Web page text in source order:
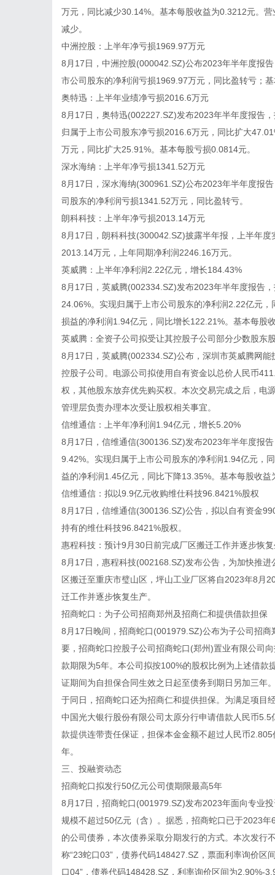
万元，同比减少30.14%。基本每股收益为0.3212元。
减少。
中洲控股：上半年净亏损1969.97万元
8月17日，中洲控股(000042.SZ)公布2023年半年度报
市公司股东的净利润亏损1969.97万元，同比盈转亏；
奥特迅：上半年业绩净亏损2016.6万元
8月17日，奥特迅(002227.SZ)发布2023年半年度报告
归属于上市公司股东净亏损2016.6万元，同比扩大
万元，同比扩大25.91%。基本每股亏损0.0814元。
深水海纳：上半年净亏损1341.52万元
8月17日，深水海纳(300961.SZ)公布2023年半年度报
司股东的净利润亏损1341.52万元，同比盈转亏。
朗科科技：上半年净亏损2013.14万元
8月17日，朗科科技(300042.SZ)披露半年报，上半年
2013.14万元，上年同期净利润2246.16万元。
英威腾：上半年净利润2.22亿元，增长184.43%
8月17日，英威腾(002334.SZ)发布2023年半年度报告
24.06%。实现归属于上市公司股东的净利润2.22亿元
损益的净利润1.94亿元，同比增长122.21%。基本每股
英威腾：全资子公司拟受让其控股子公司部分少数股东
8月17日，英威腾(002334.SZ)公布，深圳市英威腾网
控股子公司。电源公司拟使用自有资金以总价人民币
权，其他股东放弃优先购买权。本次交易完成之后，电
管理层负责办理本次受让股权相关事宜。
信维通信：上半年净利润1.94亿元，增长5.20%
8月17日，信维通信(300136.SZ)发布2023年半年度报
9.42%。实现归属于上市公司股东的净利润1.94亿元，
益的净利润1.45亿元，同比下降13.35%。基本每股收益
信维通信：拟以9.9亿元收购维仕科技96.8421%股权
8月17日，信维通信(300136.SZ)公告，拟以自有资金
持有的维仕科技96.8421%股权。
惠程科技：预计9月30日前完成厂区搬迁工作并逐步恢
8月17日，惠程科技(002168.SZ)发布公告，为加快推
区搬迁至重庆市璧山区，坪山工业厂区将自2023年8月
迁工作并逐步恢复生产。
招商蛇口：为子公司招商郑州及招商仁和提供借款担保
8月17日晚间，招商蛇口(001979.SZ)公布为子公司招
要，招商蛇口控股子公司招商蛇口(郑州)置业有限公司
款期限为5年。本公司拟按100%的股权比例为上述借
证期间为自担保合同生效之日起至债务到期日另加三年
于同日，招商蛇口还为招商仁和提供担保。为满足项目
中国光大银行股份有限公司太原分行申请借款人民币
款提供连带责任保证，担保本金金额不超过人民币
年。
三、投融资动态
招商蛇口拟发行50亿元公司债期限最高5年
8月17日，招商蛇口(001979.SZ)发布2023年面向专业
规模不超过50亿元（含）。据悉，招商蛇口已于2023
的公司债券，本次债券采取分期发行的方式。本次发行
称“23蛇口03”，债券代码148427.SZ，票面利率询价区
口04”，债券代码148428.SZ，利率询价区间为2.90%-